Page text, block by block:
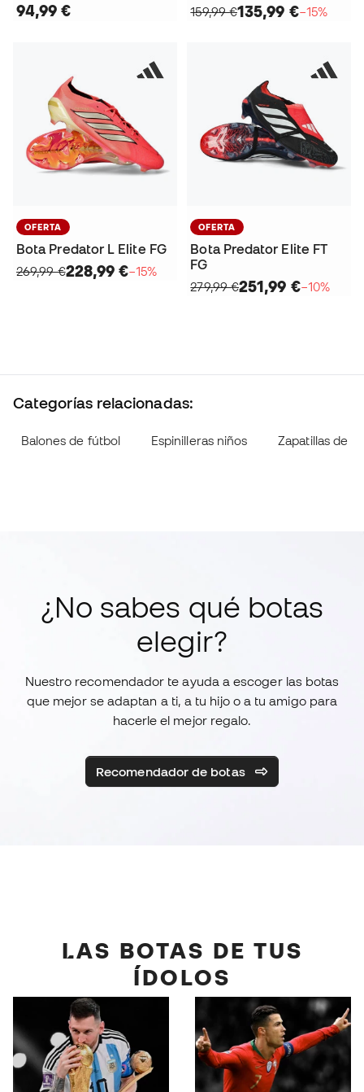
94,99 €
159,99 €135,99 €−15%
OFERTA
Bota Predator L Elite FG
269,99 €228,99 €−15%
OFERTA
Bota Predator Elite FT
FG
279,99 €251,99 €−10%
Categorías relacionadas:
Balones de fútbol Espinilleras niños Zapatillas de
¿No sabes qué botas
elegir?
Nuestro recomendador te ayuda a escoger las botas
que mejor se adaptan a ti, a tu hijo o a tu amigo para
hacerle el mejor regalo.
Recomendador de botas
LAS BOTAS DE TUS
ÍDOLOS